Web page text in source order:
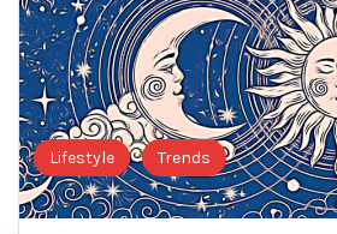
Lifestyle Trends